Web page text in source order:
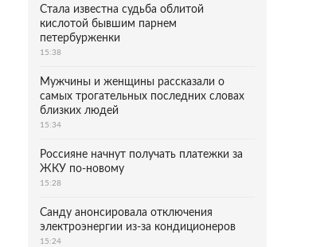
Стала известна судьба облитой
кислотой бывшим парнем
петербурженки
15:38
Мужчины и женщины рассказали о
самых трогательных последних словах
близких людей
15:34
Россияне начнут получать платежки за
ЖКУ по-новому
15:28
Санду анонсировала отключения
электроэнергии из-за кондиционеров
15:24